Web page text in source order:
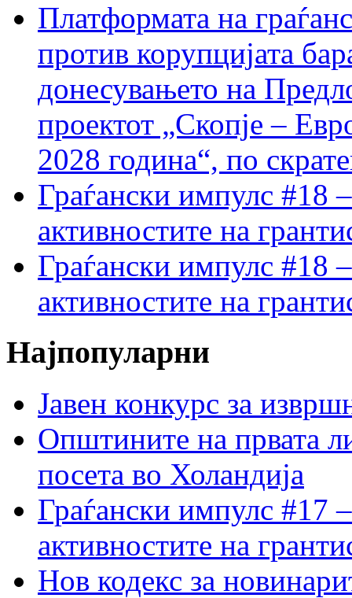
Платформата на
против корупцијата
донесувањето на
проектот „Скопје –
2028 година“, по
Граѓански импулс #18
активностите на
Граѓански импулс #18
активностите на
Најпопуларни
Јавен конкурс за
Општините на првата
посета во Холандија
Граѓански импулс #17
активностите на
Нов кодекс за